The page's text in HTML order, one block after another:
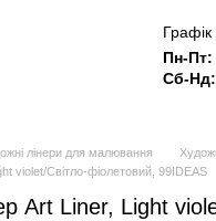
Пн-Пт:
Сб-Нд:
лінери для малювання
violet/Світло-фіолетовий, 99IDEAS
Art Liner, Light